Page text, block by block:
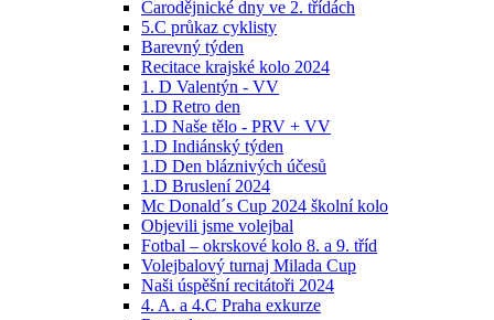
Čarodějnické dny ve 2. třídách
5.C průkaz cyklisty
Barevný týden
Recitace krajské kolo 2024
1. D Valentýn - VV
1.D Retro den
1.D Naše tělo - PRV + VV
1.D Indiánský týden
1.D Den bláznivých účesů
1.D Bruslení 2024
Mc Donald´s Cup 2024 školní kolo
Objevili jsme volejbal
Fotbal – okrskové kolo 8. a 9. tříd
Volejbalový turnaj Milada Cup
Naši úspěšní recitátoři 2024
4. A. a 4.C Praha exkurze